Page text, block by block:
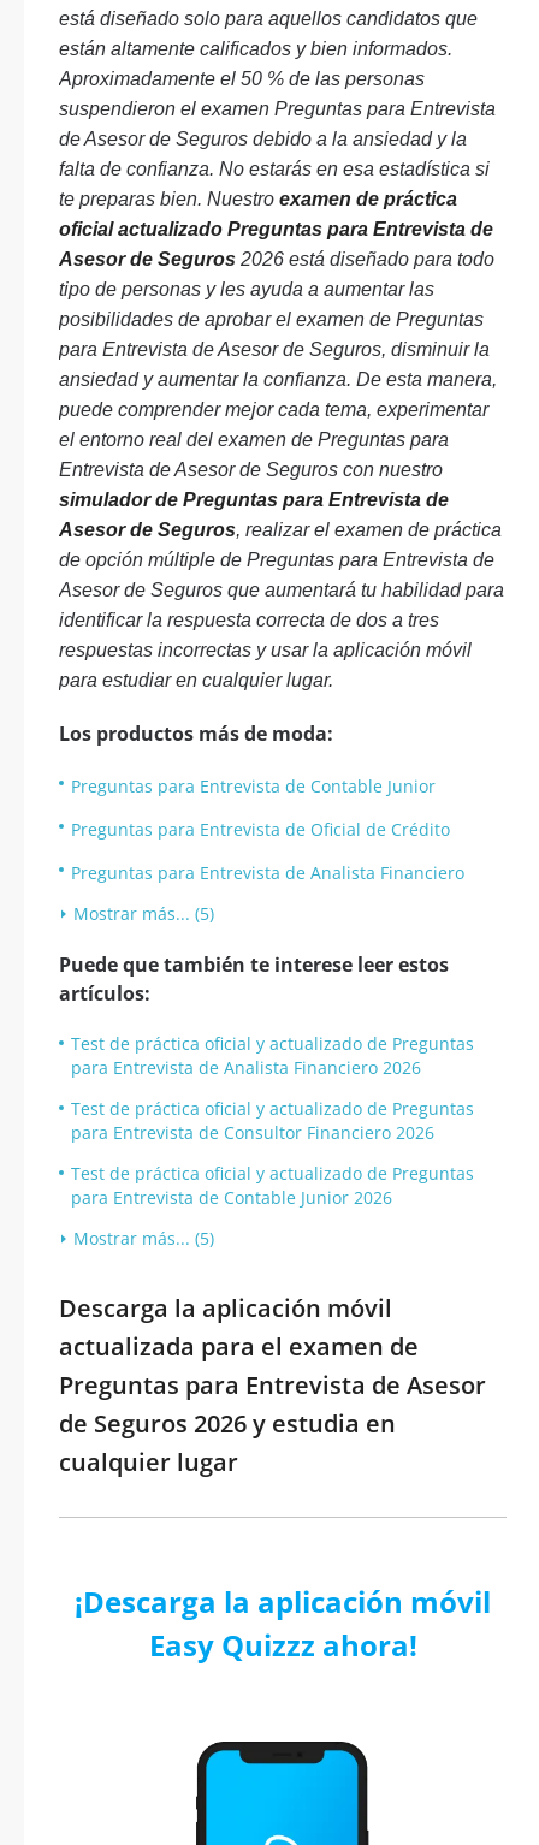
está diseñado solo para aquellos candidatos que
están altamente calificados y bien informados.
Aproximadamente el 50 % de las personas
suspendieron el examen Preguntas para Entrevista
de Asesor de Seguros debido a la ansiedad y la
falta de confianza. No estarás en esa estadística si
te preparas bien. Nuestro examen de práctica
oficial actualizado Preguntas para Entrevista de
Asesor de Seguros 2026 está diseñado para todo
tipo de personas y les ayuda a aumentar las
posibilidades de aprobar el examen de Preguntas
para Entrevista de Asesor de Seguros, disminuir la
ansiedad y aumentar la confianza. De esta manera,
puede comprender mejor cada tema, experimentar
el entorno real del examen de Preguntas para
Entrevista de Asesor de Seguros con nuestro
simulador de Preguntas para Entrevista de
Asesor de Seguros, realizar el examen de práctica
de opción múltiple de Preguntas para Entrevista de
Asesor de Seguros que aumentará tu habilidad para
identificar la respuesta correcta de dos a tres
respuestas incorrectas y usar la aplicación móvil
para estudiar en cualquier lugar.
Los productos más de moda:
Preguntas para Entrevista de Contable Junior
Preguntas para Entrevista de Oficial de Crédito
Preguntas para Entrevista de Analista Financiero
Mostrar más... (5)
Puede que también te interese leer estos
artículos:
Test de práctica oficial y actualizado de Preguntas
para Entrevista de Analista Financiero 2026
Test de práctica oficial y actualizado de Preguntas
para Entrevista de Consultor Financiero 2026
Test de práctica oficial y actualizado de Preguntas
para Entrevista de Contable Junior 2026
Mostrar más... (5)
Descarga la aplicación móvil
actualizada para el examen de
Preguntas para Entrevista de Asesor
de Seguros 2026 y estudia en
cualquier lugar
¡Descarga la aplicación móvil
Easy Quizzz ahora!